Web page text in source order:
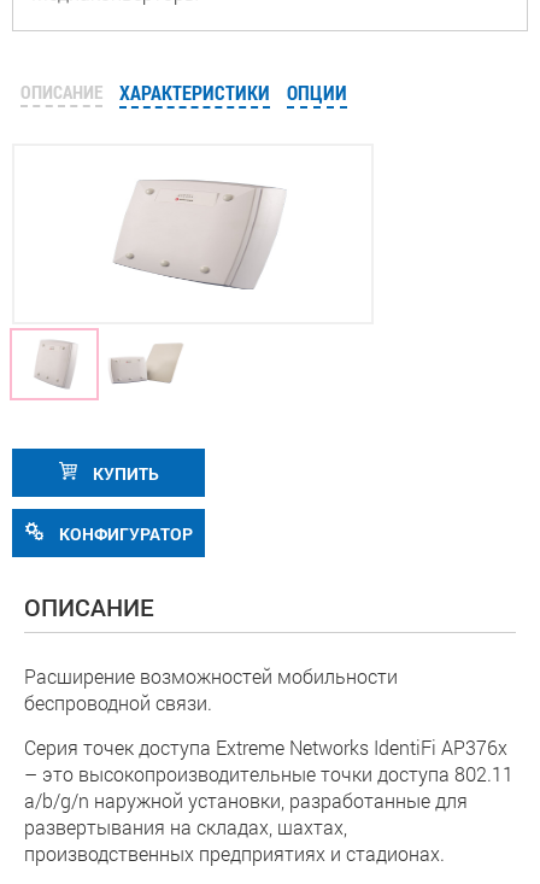
ОПИСАНИЕ ХАРАКТЕРИСТИКИ ОПЦИИ
КУПИТЬ
КОНФИГУРАТОР
ОПИСАНИЕ
Расширение возможностей мобильности
беспроводной связи.
Серия точек доступа Extreme Networks IdentiFi AP376x
– это высокопроизводительные точки доступа 802.11
a/b/g/n наружной установки, разработанные для
развертывания на складах, шахтах,
производственных предприятиях и стадионах.